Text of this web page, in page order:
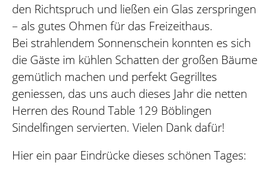
den Richtspruch und ließen ein Glas zerspringen
– als gutes Ohmen für das Freizeithaus.
Bei strahlendem Sonnenschein konnten es sich
die Gäste im kühlen Schatten der großen Bäume
gemütlich machen und perfekt Gegrilltes
geniessen, das uns auch dieses Jahr die netten
Herren des Round Table 129 Böblingen
Sindelfingen servierten. Vielen Dank dafür!
Hier ein paar Eindrücke dieses schönen Tages: